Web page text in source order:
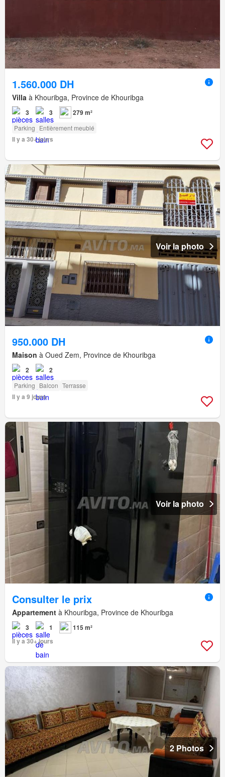
1.560.000 DH
Villa à Khouribga, Province de Khouribga
3 3 279 m²
Parking Entièrement meublé
Il y a 30+ jours
Voir la photo
950.000 DH
Maison à Oued Zem, Province de Khouribga
2 2
Parking Balcon Terrasse
Il y a 9 jours
Voir la photo
Consulter le prix
Appartement à Khouribga, Province de Khouribga
3 1
115 m²
Il y a 30+ jours
2 Photos